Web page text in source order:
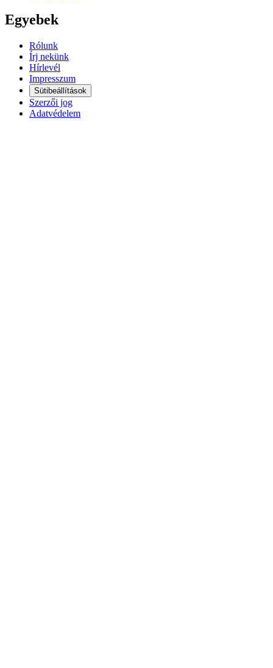
Egyebek
Rólunk
Írj nekünk
Hírlevél
Impresszum
Sütibeállítások
Szerzői jog
Adatvédelem